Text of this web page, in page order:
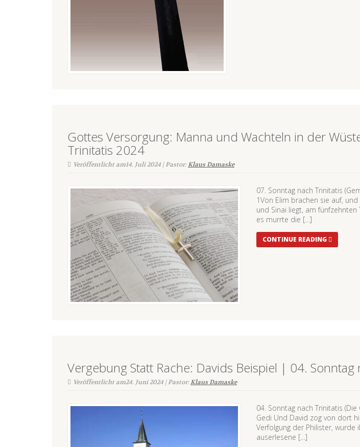
Gottes Versorgung: Manna und Wachteln in der
Trinitatis 2024
Veröffentlicht am14. Juli 2024 | Pastor:Klaus Damaske
07. Sonntag nach Trinitatis
1Von Elim brachen sie auf,
und Sinai liegt, am
es murrte die […]
CONTINUE READING
Vergebung Statt Rache: Davids Beispiel | 04.
Veröffentlicht am24. Juni 2024 | Pastor:Klaus Damaske
04. Sonntag nach Trinitatis
Gedi Und David zog von dort
Verfolgung der Philister, wurde
auserlesene […]